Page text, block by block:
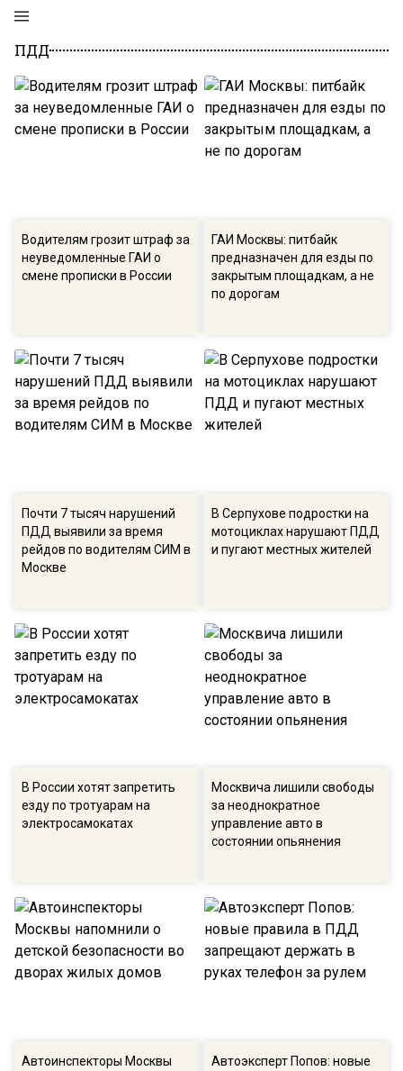
ПДД
Водителям грозит штраф за
неуведомленные ГАИ о
смене прописки в России
ГАИ Москвы: питбайк
предназначен для езды по
закрытым площадкам, а не
по дорогам
Почти 7 тысяч нарушений
ПДД выявили за время
рейдов по водителям СИМ в
Москве
В Серпухове подростки на
мотоциклах нарушают ПДД
и пугают местных жителей
В России хотят запретить
езду по тротуарам на
электросамокатах
Москвича лишили свободы
за неоднократное
управление авто в
состоянии опьянения
Автоинспекторы Москвы
Автоэксперт Попов: новые